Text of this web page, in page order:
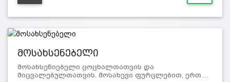
მოსახსენებელი
მოსახსენიებელი ცოცხალთათვის და
მიცვალებულთათვის. მოსახევი ფურცლებით, ერთ…